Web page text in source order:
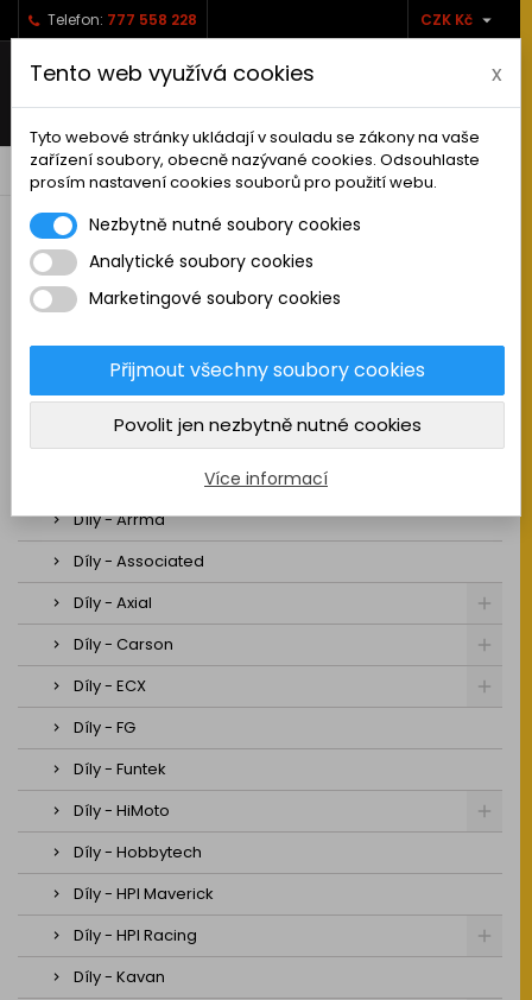
Telefon: 777 558 228 CZK Kč 
   shopping_cart0
RC AUTA
Sestavená auta elektro
Stavebnice aut elektro
Auta na spalovací motor
Náhradní díly
Díly - Arrma
Díly - Associated
Díly - Axial
Díly - Carson
Díly - ECX
Díly - FG
Díly - Funtek
Díly - HiMoto
Díly - Hobbytech
Díly - HPI Maverick
Díly - HPI Racing
Díly - Kavan
Tento web využívá cookies x
Tyto webové stránky ukládají v souladu se zákony na vaše
zařízení soubory, obecně nazývané cookies. Odsouhlaste
prosím nastavení cookies souborů pro použití webu.
Nezbytně nutné soubory cookies
Analytické soubory cookies
Marketingové soubory cookies
Přijmout všechny soubory cookies
Povolit jen nezbytně nutné cookies
Více informací